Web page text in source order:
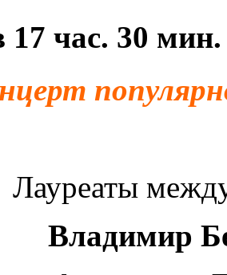
17 час. 30 мин.
Лауреаты
Владимир